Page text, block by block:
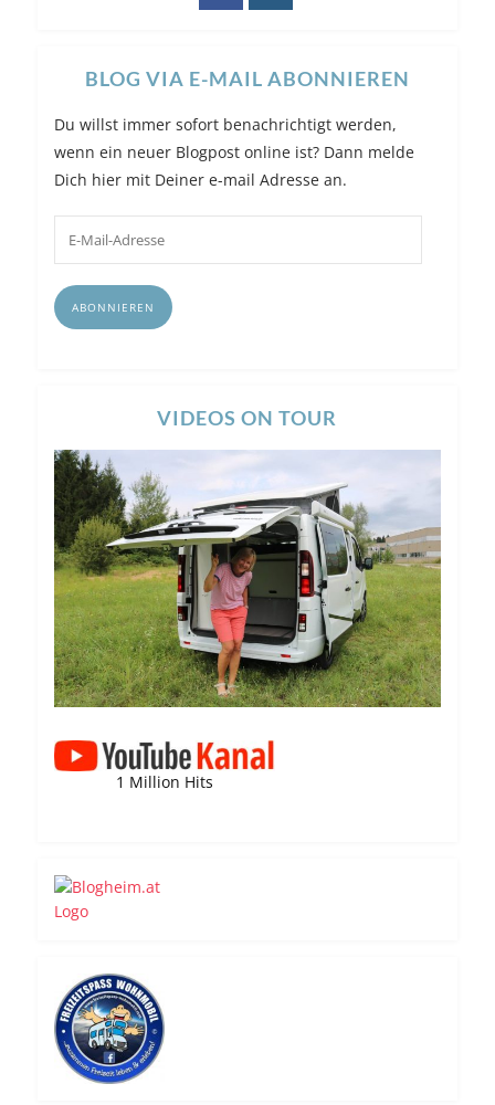
BLOG VIA E-MAIL ABONNIEREN
Du willst immer sofort benachrichtigt werden,
wenn ein neuer Blogpost online ist? Dann melde
Dich hier mit Deiner e-mail Adresse an.
Adresse
ABONNIEREN
VIDEOS ON TOUR
1 Million Hits